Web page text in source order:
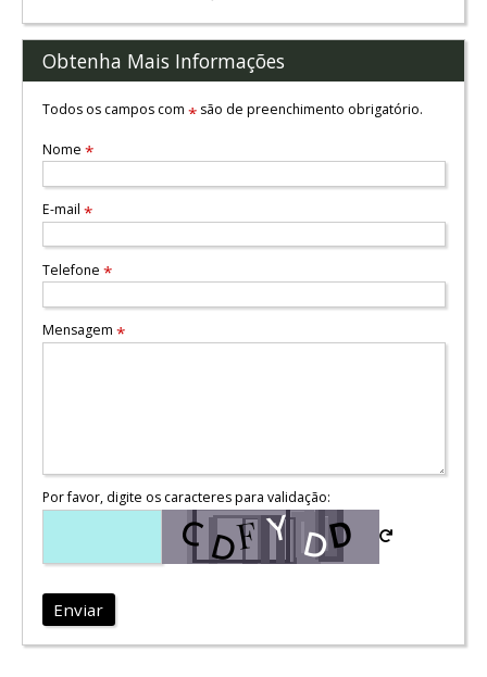
Obtenha Mais Informações
Todos os campos com *são de preenchimento obrigatório.
Nome *
E-mail *
Telefone *
Mensagem *
Por favor, digite os caracteres para validação:
Enviar